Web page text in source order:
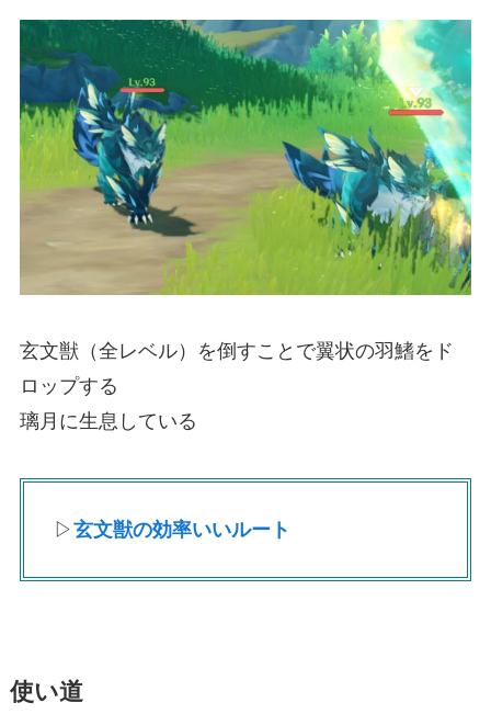
玄文獣（全レベル）を倒すことで翼状の羽鰭をド
ロップする
璃月に生息している
▷玄文獣の効率いいルート
使い道